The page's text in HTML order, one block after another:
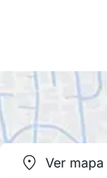
Ver mapa